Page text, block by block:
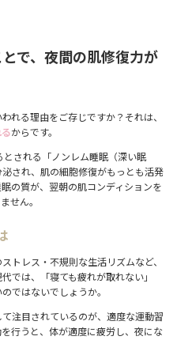
で、夜間の肌修復力が
れる理由をご存じですか？それは、
からです。
される「ノンレム睡眠（深い眠
され、肌の細胞修復がもっとも活発
の質が、翌朝の肌コンディションを
せん。
トレス・不規則な生活リズムなど、
では、「寝ても疲れが取れない」
ではないでしょうか。
注目されているのが、適度な運動習
行うと、体が適度に疲労し、夜にな